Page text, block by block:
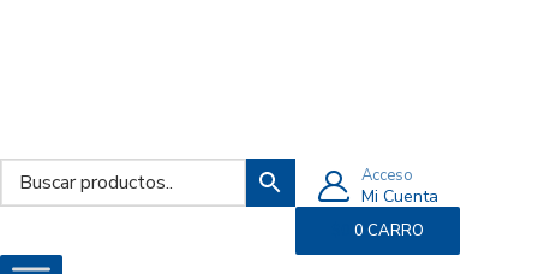
Acceso
Mi Cuenta
0 CARRO